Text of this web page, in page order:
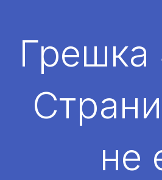
АНГАЖИРАЈ
не